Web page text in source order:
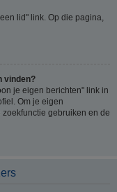
lid" link. Op die pagina,
vinden?
je eigen berichten" link in
Om je eigen
gebruiken en de